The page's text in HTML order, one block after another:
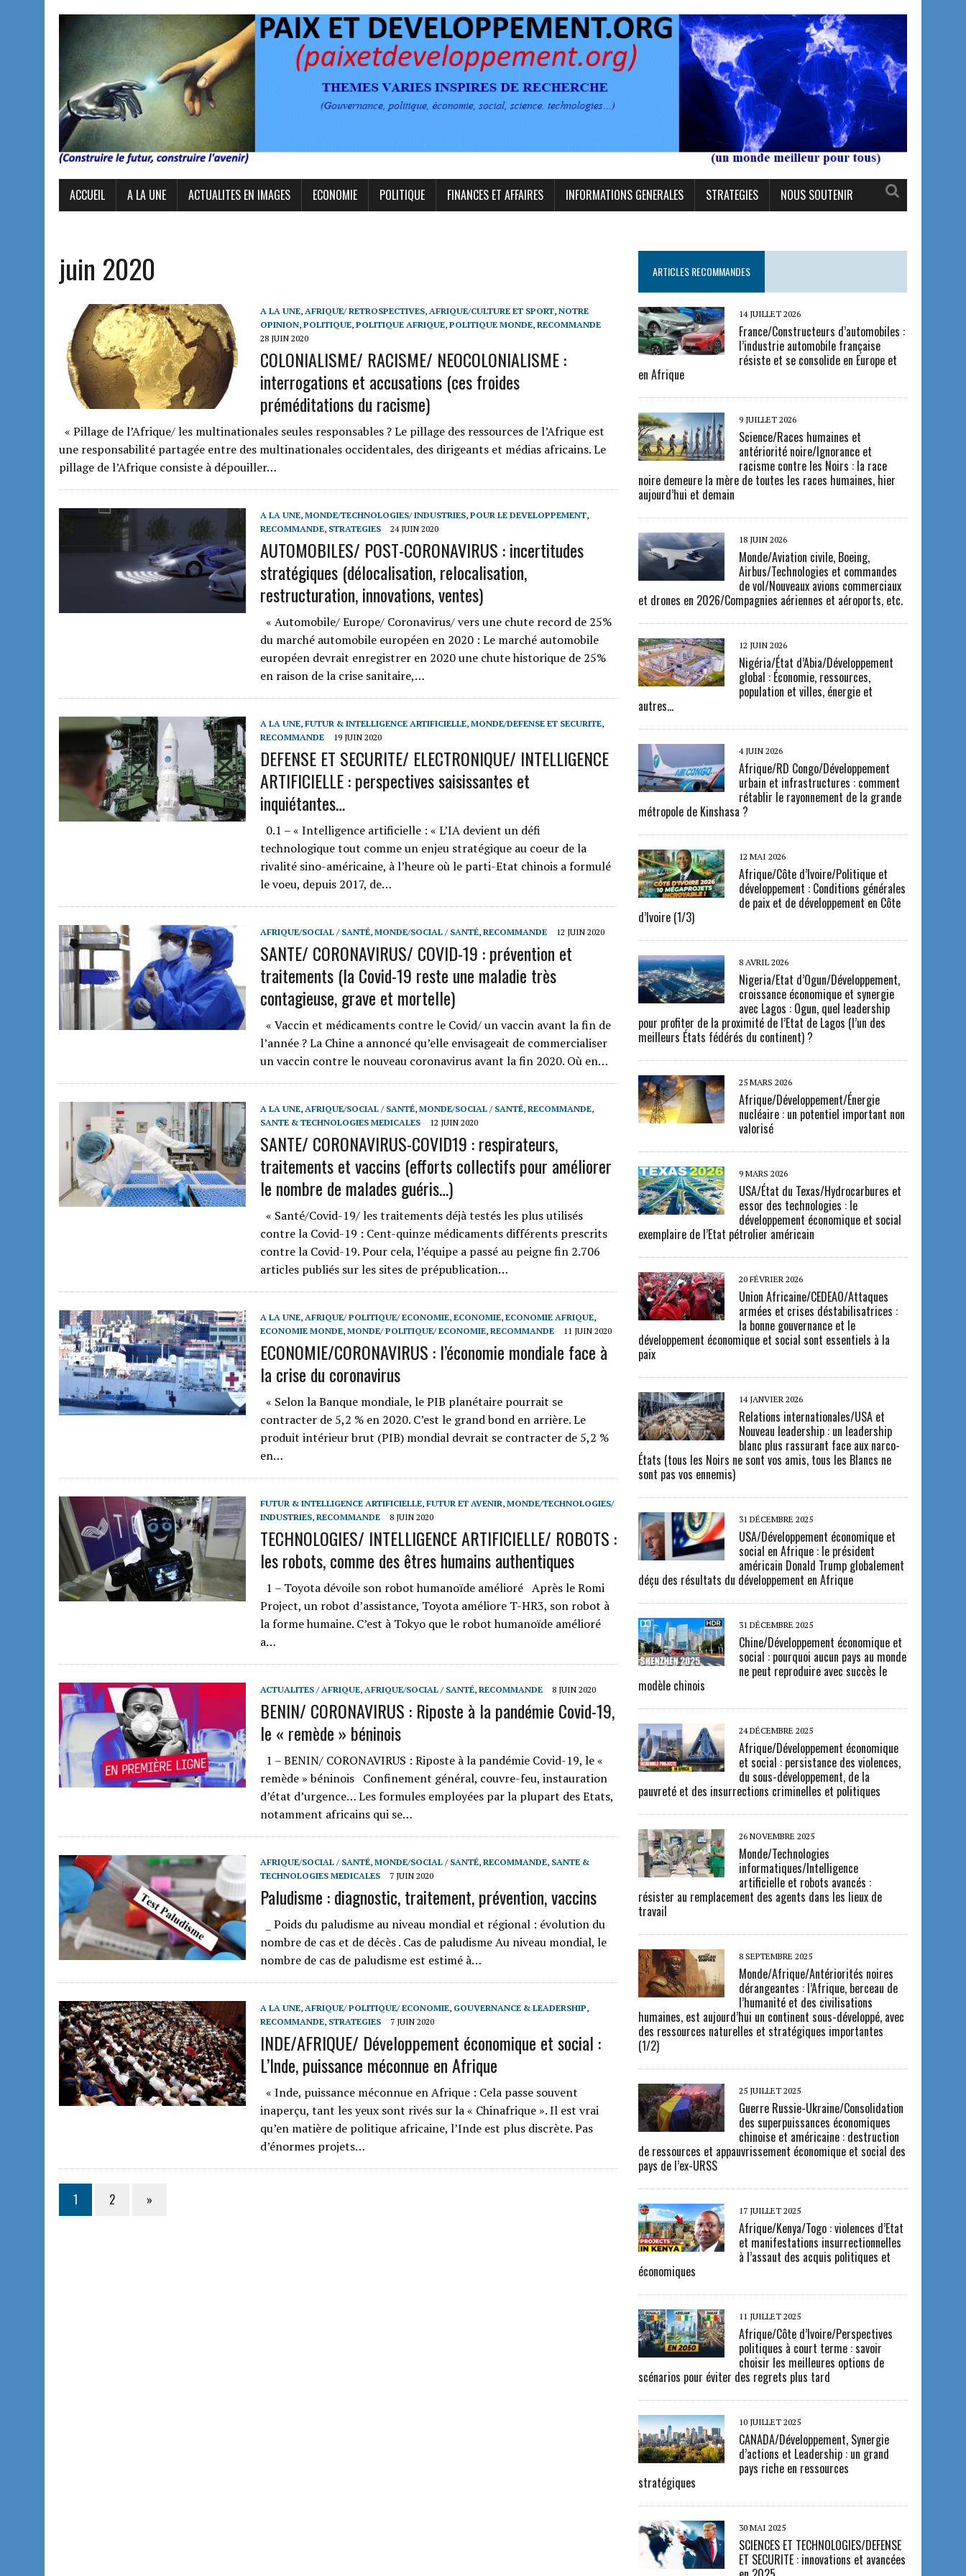
ACCUEIL A LA UNE ACTUALITES EN IMAGES ECONOMIE POLITIQUE FINANCES ET AFFAIRES INFORMATIONS GENERALES STRATEGIES NOUS SOUTENIR
juin 2020
A LA UNE, AFRIQUE/ RETROSPECTIVES, AFRIQUE/CULTURE ET SPORT, NOTRE
OPINION, POLITIQUE, POLITIQUE AFRIQUE, POLITIQUE MONDE, RECOMMANDE
28 JUIN 2020
COLONIALISME/ RACISME/ NEOCOLONIALISME :
interrogations et accusations (ces froides
préméditations du racisme)
« Pillage de l’Afrique/ les multinationales seules responsables ? Le pillage des ressources de l’Afrique est
une responsabilité partagée entre des multinationales occidentales, des dirigeants et médias africains. Le
pillage de l’Afrique consiste à dépouiller…
A LA UNE, MONDE/TECHNOLOGIES/ INDUSTRIES, POUR LE DEVELOPPEMENT,
RECOMMANDE, STRATEGIES 24 JUIN 2020
AUTOMOBILES/ POST-CORONAVIRUS : incertitudes
stratégiques (délocalisation, relocalisation,
restructuration, innovations, ventes)
« Automobile/ Europe/ Coronavirus/ vers une chute record de 25%
du marché automobile européen en 2020 : Le marché automobile
européen devrait enregistrer en 2020 une chute historique de 25%
en raison de la crise sanitaire,…
A LA UNE, FUTUR & INTELLIGENCE ARTIFICIELLE, MONDE/DEFENSE ET SECURITE,
RECOMMANDE
19 JUIN 2020
DEFENSE ET SECURITE/ ELECTRONIQUE/ INTELLIGENCE
ARTIFICIELLE : perspectives saisissantes et
inquiétantes…
0.1 – « Intelligence artificielle : « L’IA devient un défi
technologique tout comme un enjeu stratégique au coeur de la
rivalité sino-américaine, à l’heure où le parti-Etat chinois a formulé
le voeu, depuis 2017, de…
AFRIQUE/SOCIAL / SANTÉ, MONDE/SOCIAL / SANTÉ, RECOMMANDE 12 JUIN 2020
SANTE/ CORONAVIRUS/ COVID-19 : prévention et
traitements (la Covid-19 reste une maladie très
contagieuse, grave et mortelle)
« Vaccin et médicaments contre le Covid/ un vaccin avant la fin de
l’année ? La Chine a annoncé qu’elle envisageait de commercialiser
un vaccin contre le nouveau coronavirus avant la fin 2020. Où en…
A LA UNE, AFRIQUE/SOCIAL / SANTÉ, MONDE/SOCIAL / SANTÉ, RECOMMANDE,
SANTE & TECHNOLOGIES MEDICALES
12 JUIN 2020
SANTE/ CORONAVIRUS-COVID19 : respirateurs,
traitements et vaccins (efforts collectifs pour améliorer
le nombre de malades guéris…)
« Santé/Covid-19/ les traitements déjà testés les plus utilisés
contre la Covid-19 : Cent-quinze médicaments différents prescrits
contre la Covid-19. Pour cela, l’équipe a passé au peigne fin 2.706
articles publiés sur les sites de prépublication…
A LA UNE, AFRIQUE/ POLITIQUE/ ECONOMIE, ECONOMIE, ECONOMIE AFRIQUE,
ECONOMIE MONDE, MONDE/ POLITIQUE/ ECONOMIE, RECOMMANDE 11 JUIN 2020
ECONOMIE/CORONAVIRUS : l’économie mondiale face à
la crise du coronavirus
« Selon la Banque mondiale, le PIB planétaire pourrait se
contracter de 5,2 % en 2020. C’est le grand bond en arrière. Le
produit intérieur brut (PIB) mondial devrait se contracter de 5,2 %
en…
FUTUR & INTELLIGENCE ARTIFICIELLE, FUTUR ET AVENIR, MONDE/TECHNOLOGIES/
INDUSTRIES, RECOMMANDE 8 JUIN 2020
TECHNOLOGIES/ INTELLIGENCE ARTIFICIELLE/ ROBOTS :
les robots, comme des êtres humains authentiques
1 – Toyota dévoile son robot humanoïde amélioré Après le Romi
Project, un robot d’assistance, Toyota améliore T-HR3, son robot à
la forme humaine. C’est à Tokyo que le robot humanoïde amélioré
a…
ACTUALITES / AFRIQUE, AFRIQUE/SOCIAL / SANTÉ, RECOMMANDE 8 JUIN 2020
BENIN/ CORONAVIRUS : Riposte à la pandémie Covid-19,
le « remède » béninois
1 – BENIN/ CORONAVIRUS : Riposte à la pandémie Covid-19, le «
remède » béninois Confinement général, couvre-feu, instauration
d’état d’urgence… Les formules employées par la plupart des Etats,
notamment africains qui se…
AFRIQUE/SOCIAL / SANTÉ, MONDE/SOCIAL / SANTÉ, RECOMMANDE, SANTE &
TECHNOLOGIES MEDICALES
7 JUIN 2020
Paludisme : diagnostic, traitement, prévention, vaccins
_ Poids du paludisme au niveau mondial et régional : évolution du
nombre de cas et de décès . Cas de paludisme Au niveau mondial, le
nombre de cas de paludisme est estimé à…
A LA UNE, AFRIQUE/ POLITIQUE/ ECONOMIE, GOUVERNANCE & LEADERSHIP,
RECOMMANDE, STRATEGIES 7 JUIN 2020
INDE/AFRIQUE/ Développement économique et social :
L’Inde, puissance méconnue en Afrique
« Inde, puissance méconnue en Afrique : Cela passe souvent
inaperçu, tant les yeux sont rivés sur la « Chinafrique ». Il est vrai
qu’en matière de politique africaine, l’Inde est plus discrète. Pas
d’énormes projets…
1 2 »
ARTICLES RECOMMANDES
14 JUILLET 2026
France/Constructeurs d’automobiles :
l’industrie automobile française
résiste et se consolide en Europe et
en Afrique
9 JUILLET 2026
Science/Races humaines et
antériorité noire/Ignorance et
racisme contre les Noirs : la race
noire demeure la mère de toutes les races humaines, hier
aujourd’hui et demain
18 JUIN 2026
Monde/Aviation civile, Boeing,
Airbus/Technologies et commandes
de vol/Nouveaux avions commerciaux
et drones en 2026/Compagnies aériennes et aéroports, etc.
12 JUIN 2026
Nigéria/État d’Abia/Développement
global : Économie, ressources,
population et villes, énergie et
autres…
4 JUIN 2026
Afrique/RD Congo/Développement
urbain et infrastructures : comment
rétablir le rayonnement de la grande
métropole de Kinshasa ?
12 MAI 2026
Afrique/Côte d’Ivoire/Politique et
développement : Conditions générales
de paix et de développement en Côte
d’Ivoire (1/3)
8 AVRIL 2026
Nigeria/Etat d’Ogun/Développement,
croissance économique et synergie
avec Lagos : Ogun, quel leadership
pour profiter de la proximité de l’Etat de Lagos (l’un des
meilleurs États fédérés du continent) ?
25 MARS 2026
Afrique/Développement/Énergie
nucléaire : un potentiel important non
valorisé
9 MARS 2026
USA/État du Texas/Hydrocarbures et
essor des technologies : le
développement économique et social
exemplaire de l’Etat pétrolier américain
20 FÉVRIER 2026
Union Africaine/CEDEAO/Attaques
armées et crises déstabilisatrices :
la bonne gouvernance et le
développement économique et social sont essentiels à la
paix
14 JANVIER 2026
Relations internationales/USA et
Nouveau leadership : un leadership
blanc plus rassurant face aux narco-
États (tous les Noirs ne sont vos amis, tous les Blancs ne
sont pas vos ennemis)
31 DÉCEMBRE 2025
USA/Développement économique et
social en Afrique : le président
américain Donald Trump globalement
déçu des résultats du développement en Afrique
31 DÉCEMBRE 2025
Chine/Développement économique et
social : pourquoi aucun pays au monde
ne peut reproduire avec succès le
modèle chinois
24 DÉCEMBRE 2025
Afrique/Développement économique
et social : persistance des violences,
du sous-développement, de la
pauvreté et des insurrections criminelles et politiques
26 NOVEMBRE 2025
Monde/Technologies
informatiques/Intelligence
artificielle et robots avancés :
résister au remplacement des agents dans les lieux de
travail
8 SEPTEMBRE 2025
Monde/Afrique/Antériorités noires
dérangeantes : l’Afrique, berceau de
l’humanité et des civilisations
humaines, est aujourd’hui un continent sous-développé, avec
des ressources naturelles et stratégiques importantes
(1/2)
25 JUILLET 2025
Guerre Russie-Ukraine/Consolidation
des superpuissances économiques
chinoise et américaine : destruction
de ressources et appauvrissement économique et social des
pays de l’ex-URSS
17 JUILLET 2025
Afrique/Kenya/Togo : violences d’Etat
et manifestations insurrectionnelles
à l’assaut des acquis politiques et
économiques
11 JUILLET 2025
Afrique/Côte d’Ivoire/Perspectives
politiques à court terme : savoir
choisir les meilleures options de
scénarios pour éviter des regrets plus tard
10 JUILLET 2025
CANADA/Développement, Synergie
d’actions et Leadership : un grand
pays riche en ressources
stratégiques
30 MAI 2025
SCIENCES ET TECHNOLOGIES/DEFENSE
ET SECURITE : innovations et avancées